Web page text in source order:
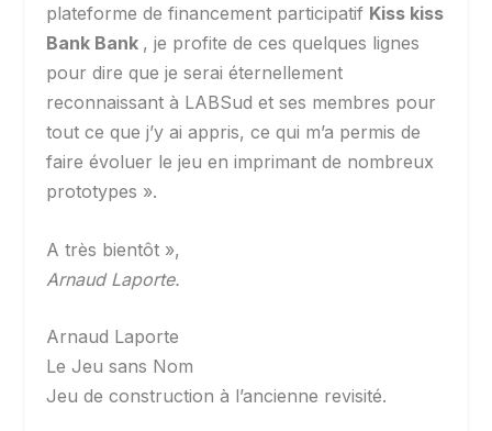
plateforme de financement participatif Kiss kiss
Bank Bank , je profite de ces quelques lignes
pour dire que je serai éternellement
reconnaissant à LABSud et ses membres pour
tout ce que j’y ai appris, ce qui m’a permis de
faire évoluer le jeu en imprimant de nombreux
prototypes ».
A très bientôt »,
Arnaud Laporte.
Arnaud Laporte
Le Jeu sans Nom
Jeu de construction à l’ancienne revisité.